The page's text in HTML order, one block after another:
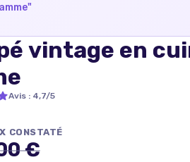
"
vintage en
Avis: 4,7/5
CONSTATÉ
€